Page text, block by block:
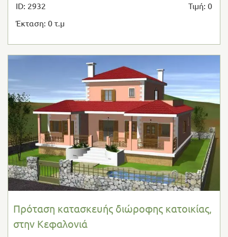
ID: 2932
Τιμή: 0
Έκταση: 0 τ.μ
Πρόταση κατασκευής διώροφης κατοικίας,
στην Κεφαλονιά